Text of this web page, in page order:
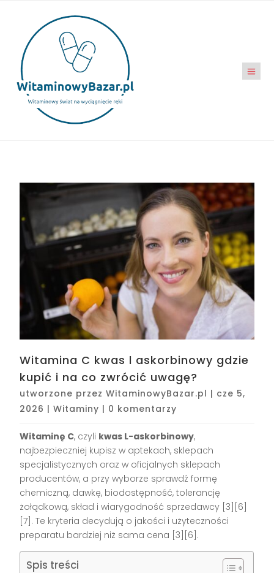
Witamina C kwas l askorbinowy gdzie
kupić i na co zwrócić uwagę?
utworzone przezWitaminowyBazar.pl | cze 5,
2026 |Witaminy | 0 komentarzy
Witaminę C, czyli kwas L-askorbinowy,
najbezpieczniej kupisz w aptekach, sklepach
specjalistycznych oraz w oficjalnych sklepach
producentów, a przy wyborze sprawdź formę
chemiczną, dawkę, biodostępność, tolerancję
żołądkową, skład i wiarygodność sprzedawcy [3][6]
[7]. Te kryteria decydują o jakości i użyteczności
preparatu bardziej niż sama cena [3][6].
Spis treści